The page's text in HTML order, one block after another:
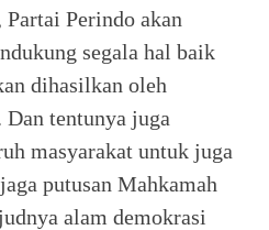
Perindo akan
segala hal baik
dihasilkan oleh
tentunya juga
masyarakat untuk juga
putusan Mahkamah
alam demokrasi